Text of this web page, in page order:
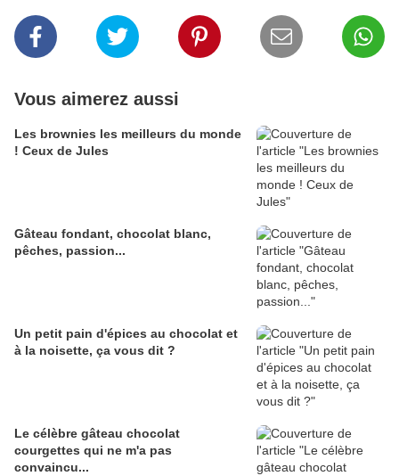
Vous aimerez aussi
Les brownies les meilleurs du monde
! Ceux de Jules
Gâteau fondant, chocolat blanc,
pêches, passion...
Un petit pain d'épices au chocolat et
à la noisette, ça vous dit ?
Le célèbre gâteau chocolat
courgettes qui ne m'a pas
convaincu...